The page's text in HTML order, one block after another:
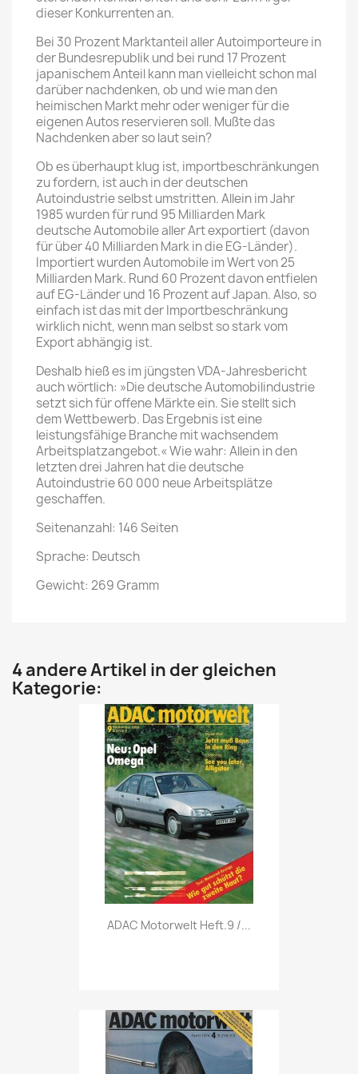
dieser Konkurrenten an.
Bei 30 Prozent Marktanteil aller Autoimporteure in
der Bundesrepublik und bei rund 17 Prozent
japanischem Anteil kann man vielleicht schon mal
darüber nachdenken, ob und wie man den
heimischen Markt mehr oder weniger für die
eigenen Autos reservieren soll. Mußte das
Nachdenken aber so laut sein?
Ob es überhaupt klug ist, importbeschränkungen
zu fordern, ist auch in der deutschen
Autoindustrie selbst umstritten. Allein im Jahr
1985 wurden für rund 95 Milliarden Mark
deutsche Automobile aller Art exportiert (davon
für über 40 Milliarden Mark in die EG-Länder).
Importiert wurden Automobile im Wert von 25
Milliarden Mark. Rund 60 Prozent davon entfielen
auf EG-Länder und 16 Prozent auf Japan. Also, so
einfach ist das mit der Importbeschränkung
wirklich nicht, wenn man selbst so stark vom
Export abhängig ist.
Deshalb hieß es im jüngsten VDA-Jahresbericht
auch wörtlich: »Die deutsche Automobilindustrie
setzt sich für offene Märkte ein. Sie stellt sich
dem Wettbewerb. Das Ergebnis ist eine
leistungsfähige Branche mit wachsendem
Arbeitsplatzangebot.« Wie wahr: Allein in den
letzten drei Jahren hat die deutsche
Autoindustrie 60 000 neue Arbeitsplätze
geschaffen.
Seitenanzahl: 146 Seiten
Sprache: Deutsch
Gewicht: 269 Gramm
4 andere Artikel in der gleichen
Kategorie:
Vorschau
ADAC Motorwelt Heft.9 /...